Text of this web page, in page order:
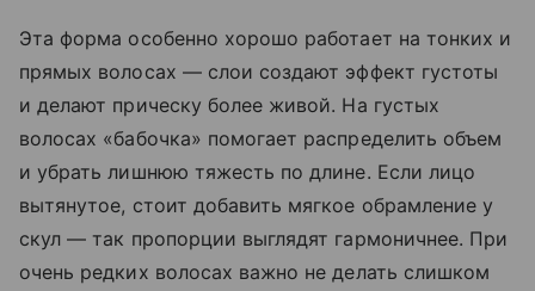
Эта форма особенно хорошо работает на тонких и
прямых волосах — слои создают эффект густоты
и делают прическу более живой. На густых
волосах «бабочка» помогает распределить объем
и убрать лишнюю тяжесть по длине. Если лицо
вытянутое, стоит добавить мягкое обрамление у
скул — так пропорции выглядят гармоничнее. При
очень редких волосах важно не делать слишком